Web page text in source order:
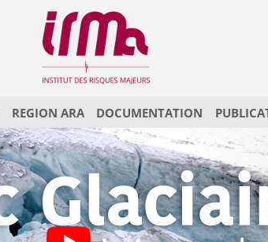
REGION ARA DOCUMENTATION